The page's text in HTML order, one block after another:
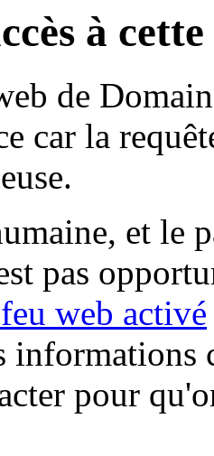
à
de
car la
et le
pas
web activé
informations
pour